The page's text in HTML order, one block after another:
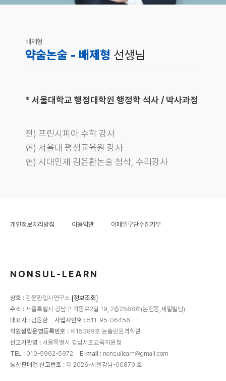
배제형
약술논술 - 배제형 선생님
* 서울대학교 행정대학원 행정학 석사 / 박사과정
전) 프린시피아 수학 강사
현) 서울대 평생교육원 강사
현) 시대인재 김윤환논술 첨삭, 수리강사
개인정보처리방침 이용약관 이메일무단수집거부
NONSUL-LEARN
상호 : 김윤환입시연구소 [정보조회]
주소 : 서울특별시 강남구 학동로2길 19, 2층2568호(논현동,세일빌딩)
대표자 : 김윤환 사업자번호 : 511-95-06456
학원설립운영등록번호 : 제15389호 논술런원격학원
신고기관명 : 서울특별시 강남서초교육지원청
TEL : 010-5962-5972 E-mail : nonsullearn@gmail.com
통신판매업 신고번호 : 제 2026-서울강남-00870 호